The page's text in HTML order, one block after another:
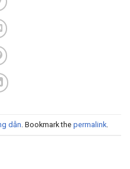
dẫn . Bookmark the permalink